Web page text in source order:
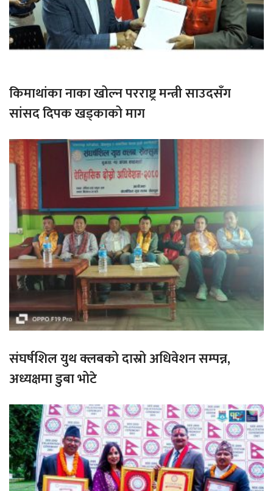
किमाथांका नाका खोल्न परराष्ट्र मन्त्री साउदसँग
सांसद दिपक खड्काको माग
संघर्षशिल युथ क्लबको दास्रो अधिवेशन सम्पन्न,
अध्यक्षमा डुबा भोटे